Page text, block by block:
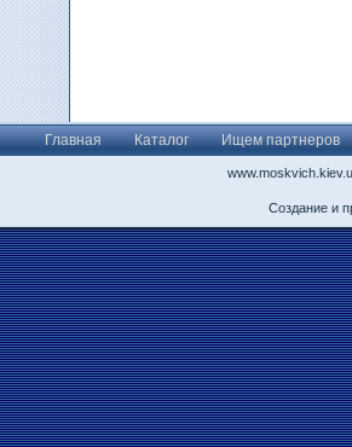
Главная Каталог Ищем партнеров
Создание и